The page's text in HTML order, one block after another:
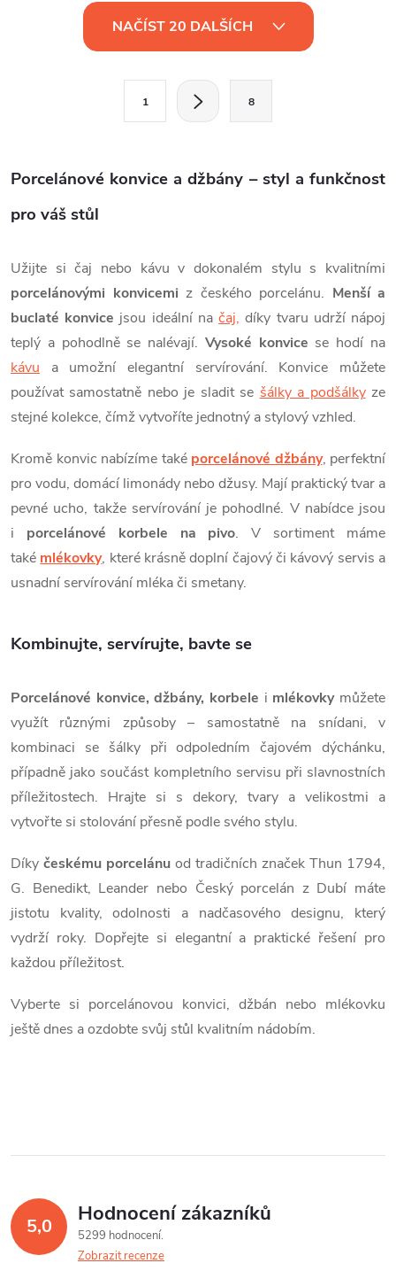
a
c
í
p
r
v
k
y
v
ý
p
i
u
NAČÍST 20 DALŠÍCH
á
n
k
v
á
n
í
1 8
Porcelánové konvice a džbány – styl a funkčnost
pro váš stůl
Užijte si čaj nebo kávu v dokonalém stylu s kvalitními
porcelánovými konvicemi z českého porcelánu. Menší a
buclaté konvice jsou ideální načaj, díky tvaru udrží nápoj
teplý a pohodlně se nalévají. Vysoké konvice se hodí na
kávu a umožní elegantní servírování. Konvice můžete
používat samostatně nebo je sladit se šálky a podšálkyze
stejné kolekce, čímž vytvoříte jednotný a stylový vzhled.
Kromě konvic nabízíme také porcelánové džbány, perfektní
pro vodu, domácí limonády nebo džusy. Mají praktický tvar a
pevné ucho, takže servírování je pohodlné. V nabídce jsou
i porcelánové korbele na pivo. V sortiment máme
také mlékovky, které krásně doplní čajový či kávový servis a
usnadní servírování mléka či smetany.
Kombinujte, servírujte, bavte se
Porcelánové konvice, džbány, korbele i mlékovkymůžete
využít různými způsoby – samostatně na snídani, v
kombinaci se šálky při odpoledním čajovém dýchánku,
případně jako součást kompletního servisu při slavnostních
příležitostech. Hrajte si s dekory, tvary a velikostmi a
vytvořte si stolování přesně podle svého stylu.
Díky českému porcelánu od tradičních značek Thun 1794,
G. Benedikt, Leander nebo Český porcelán z Dubí máte
jistotu kvality, odolnosti a nadčasového designu, který
vydrží roky. Dopřejte si elegantní a praktické řešení pro
každou příležitost.
Vyberte si porcelánovou konvici, džbán nebo mlékovku
ještě dnes a ozdobte svůj stůl kvalitním nádobím.
5,0 Hodnocení zákazníků
5299 hodnocení
Zobrazit recenze